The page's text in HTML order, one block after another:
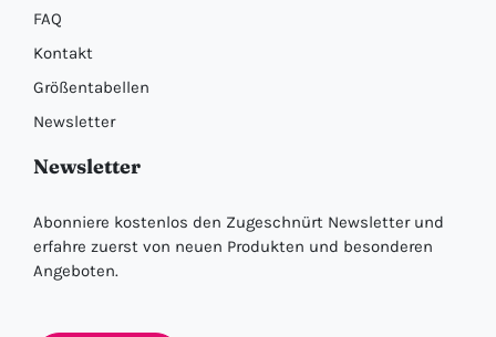
FAQ
Kontakt
Größentabellen
Newsletter
Newsletter
Abonniere kostenlos den Zugeschnürt Newsletter und
erfahre zuerst von neuen Produkten und besonderen
Angeboten.